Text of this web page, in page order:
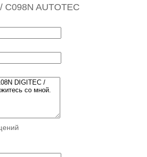
C098N AUTOTEC